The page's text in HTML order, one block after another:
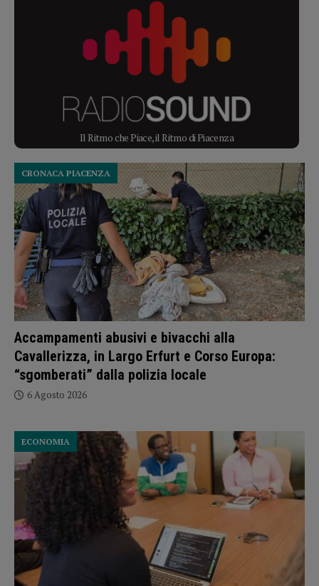
Il Ritmo che Piace, il Ritmo di Piacenza
Accampamenti abusivi e bivacchi alla
Cavallerizza, in Largo Erfurt e Corso Europa:
“sgomberati” dalla polizia locale
CRONACA PIACENZA
6 Agosto 2026
ECONOMIA